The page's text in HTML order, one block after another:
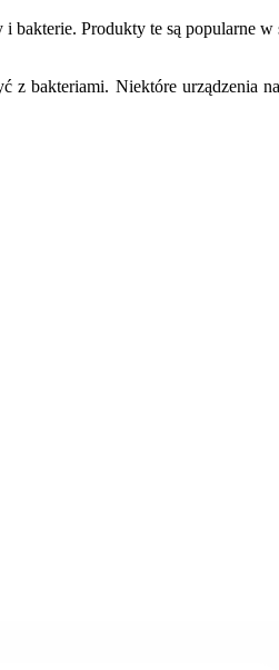
bakterie. Produkty te są popularne w
bakteriami. Niektóre urządzenia